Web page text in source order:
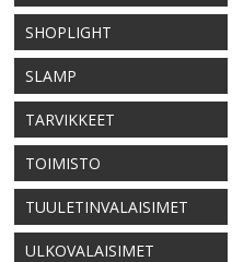
SHOPLIGHT
SLAMP
TARVIKKEET
TOIMISTO
TUULETINVALAISIMET
ULKOVALAISIMET